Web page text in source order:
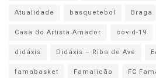
Atualidade
basquetebol Braga
Casa do Artista Amador
covid-19
didáxis
Didáxis – Riba de Ave
famabasket
Famalicão FC